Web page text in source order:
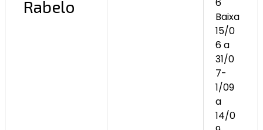
Rabelo
Baixa
15/0
6 a
31/0
7-
1/09
a
14/0